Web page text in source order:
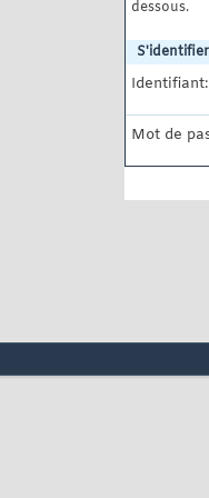
dessous.
S'identifier
Identifiant:
Mot de